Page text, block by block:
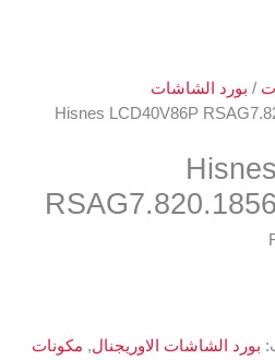
/ بورد الشاشات
/ Hisnes LCD40V86P
بورد الشاشات الاوريجنال, مكونات